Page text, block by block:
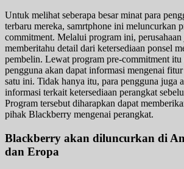
Untuk melihat seberapa besar minat para
terbaru mereka, samrtphone ini meluncurkan
commitment. Melalui program ini, perusahaan
memberitahu detail dari ketersediaan ponsel
pembelin. Lewat program pre-commitment itu
pengguna akan dapat informasi mengenai
satu ini. Tidak hanya itu, para pengguna juga
informasi terkait ketersediaan perangkat
Program tersebut diharapkan dapat
pihak Blackberry mengenai perangkat.
Blackberry akan diluncurkan di
dan Eropa